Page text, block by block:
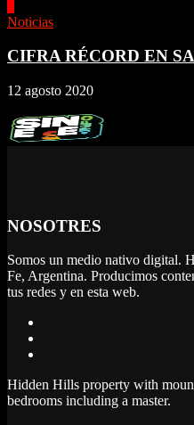
Noticias
CIFRA RÉCORD EN
12 agosto 2020
NOSOTRES
Somos un medio nativo digital.
Fe, Argentina. Producimos
tus redes y en esta web.
Hidden Hills property with
bedrooms including a master.